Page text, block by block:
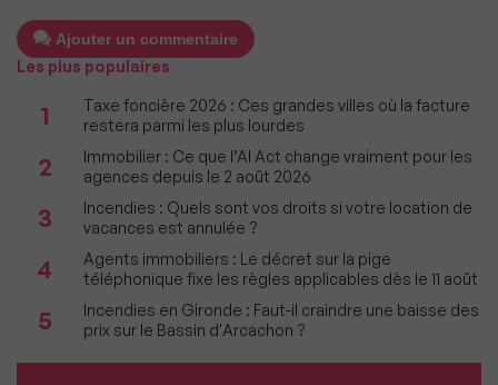
Ajouter un commentaire
Les plus populaires
1
Taxe foncière 2026 : Ces grandes villes où la facture
restera parmi les plus lourdes
2
Immobilier : Ce que l’AI Act change vraiment pour les
agences depuis le 2 août 2026
3
Incendies : Quels sont vos droits si votre location de
vacances est annulée ?
4
Agents immobiliers : Le décret sur la pige
téléphonique fixe les règles applicables dès le 11 août
5
Incendies en Gironde : Faut-il craindre une baisse des
prix sur le Bassin d'Arcachon ?